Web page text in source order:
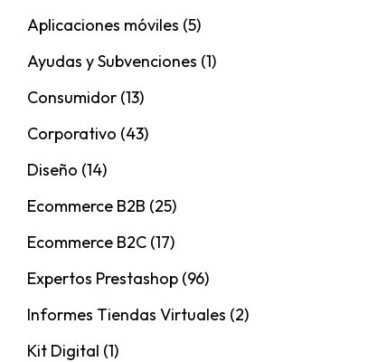
Aplicaciones móviles (5)
Ayudas y Subvenciones (1)
Consumidor (13)
Corporativo (43)
Diseño (14)
Ecommerce B2B (25)
Ecommerce B2C (17)
Expertos Prestashop (96)
Informes Tiendas Virtuales (2)
Kit Digital (1)